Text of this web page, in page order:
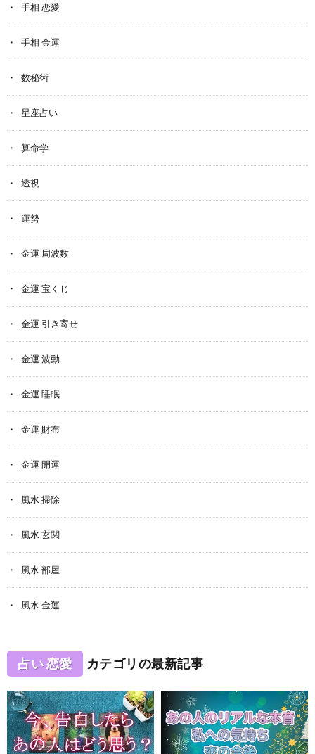
手相 恋愛
手相 金運
数秘術
星座占い
算命学
透視
運勢
金運 周波数
金運 宝くじ
金運 引き寄せ
金運 波動
金運 睡眠
金運 財布
金運 開運
風水 掃除
風水 玄関
風水 部屋
風水 金運
占い 恋愛 カテゴリの最新記事